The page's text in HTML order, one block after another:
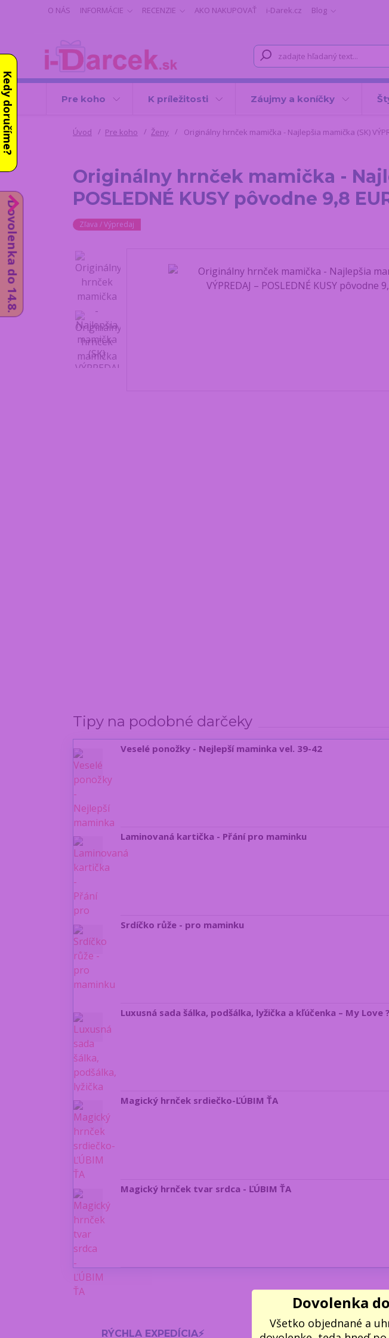
O NÁS INFORMÁCIE RECENZIE AKO NAKUPOVAŤ i-Darek.cz
Blog
Pre koho K príležitosti Záujmy a koníčky
Úvod Pre koho Ženy Originálny hrnček mamička - Najlepšia mamička (SK)
Originálny hrnček mamička -
POSLEDNÉ KUSY pôvodne 9,8
Zľava / Výpredaj
Tipy na podobné darčeky
Veselé ponožky - Nejlepší maminka vel. 39-42
Laminovaná kartička - Přání pro maminku
Srdíčko růže - pro maminku
Luxusná sada šálka, podšálka, lyžička a kľúčenka – My Love ?
Magický hrnček srdiečko-ĽÚBIM ŤA
Magický hrnček tvar srdca - ĽÚBIM ŤA
RÝCHLA EXPEDÍCIA⚡
Dovolenka
Všetko objednané a
Dovolenka do 14.8.
Kedy doručíme?